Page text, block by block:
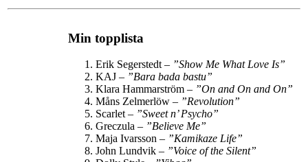
Min topplista
Erik Segerstedt – ”Show Me What Love Is”
KAJ – ”Bara bada bastu”
Klara Hammarström – ”On and On and On”
Måns Zelmerlöw – ”Revolution”
Scarlet – ”Sweet n’ Psycho”
Greczula – ”Believe Me”
Maja Ivarsson – ”Kamikaze Life”
John Lundvik – ”Voice of the Silent”